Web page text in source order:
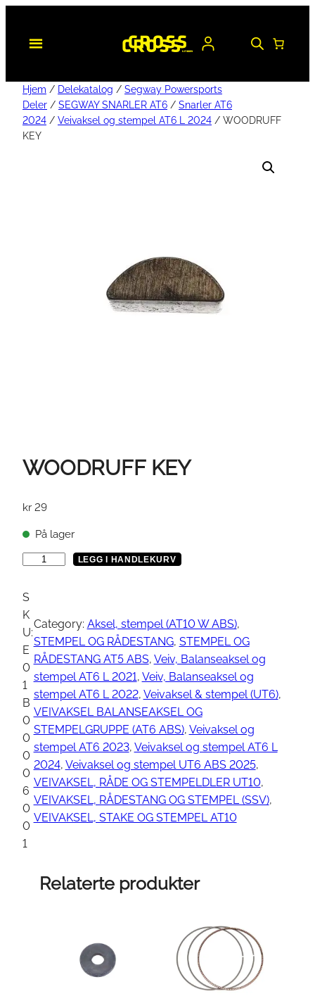
Hjem / Delekatalog / Segway Powersports
Deler / SEGWAY SNARLER AT6 / Snarler AT6
2024 / Veivaksel og stempel AT6 L 2024 / WOODRUFF
KEY
WOODRUFF KEY
kr 29
På lager
O
D
R
U
F
F
K
E
Y
a
n
t
a
l
l
LEGG I HANDLEKURV
S
K
U:
E
0
1
B
0
0
0
0
6
0
0
1
Category: Aksel, stempel (AT10 W ABS)
STEMPEL OG RÅDESTANG, STEMPEL OG
RÅDESTANG AT5 ABS, Veiv, Balanseaksel og
stempel AT6 L 2021, Veiv, Balanseaksel og
stempel AT6 L 2022, Veivaksel & stempel (UT6)
VEIVAKSEL BALANSEAKSEL OG
STEMPELGRUPPE (AT6 ABS), Veivaksel og
stempel AT6 2023, Veivaksel og stempel AT6 L
2024, Veivaksel og stempel UT6 ABS 2025
VEIVAKSEL, RÅDE OG STEMPELDLER UT10
VEIVAKSEL, RÅDESTANG OG STEMPEL (SSV)
VEIVAKSEL, STAKE OG STEMPEL AT10
Relaterte produkter